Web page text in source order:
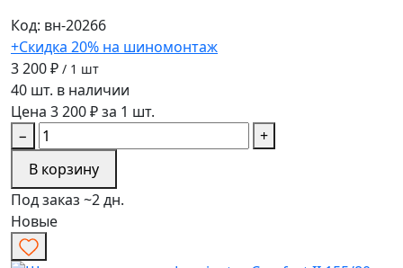
Код: вн-20266
+Скидка 20% на шиномонтаж
3 200 ₽ / 1 шт
40 шт. в наличии
Цена 3 200 ₽ за 1 шт.
−
+
В корзину
Под заказ ~2 дн.
Новые